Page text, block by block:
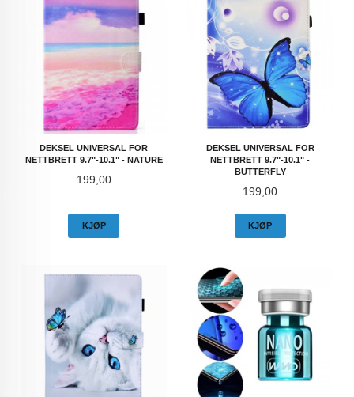
DEKSEL UNIVERSAL FOR
NETTBRETT 9.7"-10.1" - NATURE
Pris
199,00
KJØP
DEKSEL UNIVERSAL FOR
NETTBRETT 9.7"-10.1" -
BUTTERFLY
Pris
199,00
KJØP